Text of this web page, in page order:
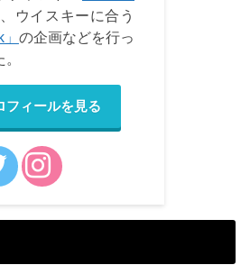
ウイスキーに合う
の企画などを行っ
フィールを見る